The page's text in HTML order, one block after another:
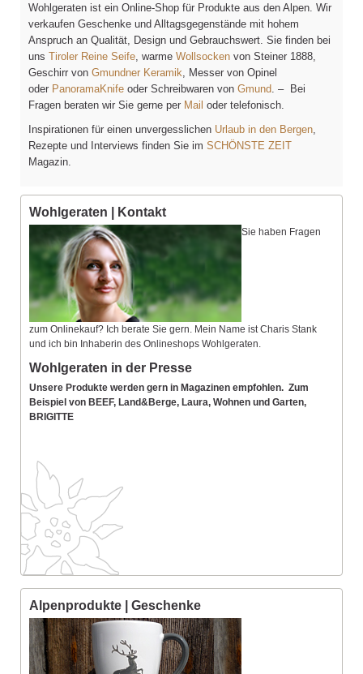
Wohlgeraten ist ein Online-Shop für Produkte aus den Alpen. Wir
verkaufen Geschenke und Alltagsgegenstände mit hohem
Anspruch an Qualität, Design und Gebrauchswert. Sie finden bei
uns Tiroler Reine Seife , warme Wollsocken von Steiner 1888,
Geschirr von Gmundner Keramik , Messer von Opinel
oder PanoramaKnife oder Schreibwaren von Gmund . – Bei
Fragen beraten wir Sie gerne per Mail oder telefonisch.
Inspirationen für einen unvergesslichen Urlaub in den Bergen
Rezepte und Interviews finden Sie im SCHÖNSTE ZEIT
Magazin.
Wohlgeraten | Kontakt
Sie haben Fragen
zum Onlinekauf? Ich berate Sie gern. Mein Name ist Charis Stank
und ich bin Inhaberin des Onlineshops Wohlgeraten.
Wohlgeraten in der Presse
Unsere Produkte werden gern in Magazinen empfohlen. Zum
Beispiel von BEEF, Land&Berge, Laura, Wohnen und Garten,
BRIGITTE
Alpenprodukte | Geschenke